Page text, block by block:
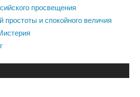
просвещения
простоты и спокойного величия